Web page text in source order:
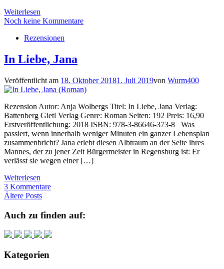
Weiterlesen
Noch keine Kommentare
Rezensionen
In Liebe, Jana
Veröffentlicht am 18. Oktober 20181. Juli 2019von Wurm400
Rezension Autor: Anja Wolbergs Titel: In Liebe, Jana Verlag:
Battenberg Gietl Verlag Genre: Roman Seiten: 192 Preis: 16,90
Erstveröffentlichung: 2018 ISBN: 978-3-86646-373-8 Was
passiert, wenn innerhalb weniger Minuten ein ganzer Lebensplan
zusammenbricht? Jana erlebt diesen Albtraum an der Seite ihres
Mannes, der zu jener Zeit Bürgermeister in Regensburg ist: Er
verlässt sie wegen einer […]
Weiterlesen
3 Kommentare
Beitragsnavigation
Ältere Posts
Auch zu finden auf:
Kategorien